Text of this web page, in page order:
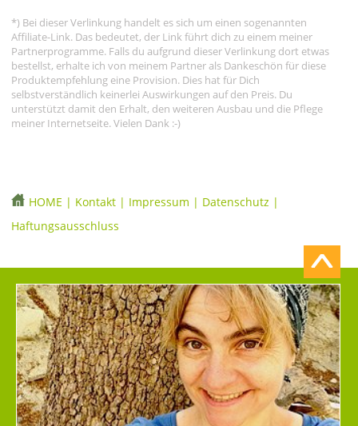
*) Bei dieser Verlinkung handelt es sich um einen sogenannten
Affiliate-Link. Das bedeutet, der Link führt dich zu einem meiner
Partnerprogramme. Falls du aufgrund dieser Verlinkung dort etwas
bestellst, erhalte ich von meinem Partner als Dankeschön für diese
Produktempfehlung eine Provision. Dies hat für Dich
selbstverständlich keinerlei Auswirkungen auf den Preis. Du
unterstützt damit den Erhalt, den weiteren Ausbau und die Pflege
meiner Internetseite. Vielen Dank :-)
HOME | Kontakt | Impressum | Datenschutz |
Haftungsausschluss